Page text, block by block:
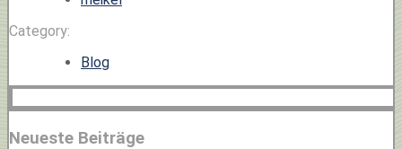
Category:
Blog
Neueste Beiträge